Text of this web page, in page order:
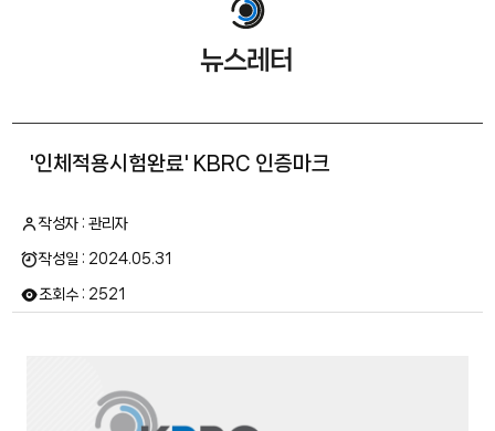
뉴스레터
'인체적용시험완료' KBRC 인증마크
작성자 : 관리자
작성일 : 2024.05.31
조회수 : 2521